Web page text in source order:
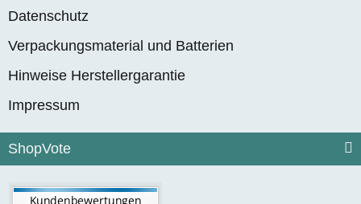
Datenschutz
Verpackungsmaterial und Batterien
Hinweise Herstellergarantie
Impressum
ShopVote